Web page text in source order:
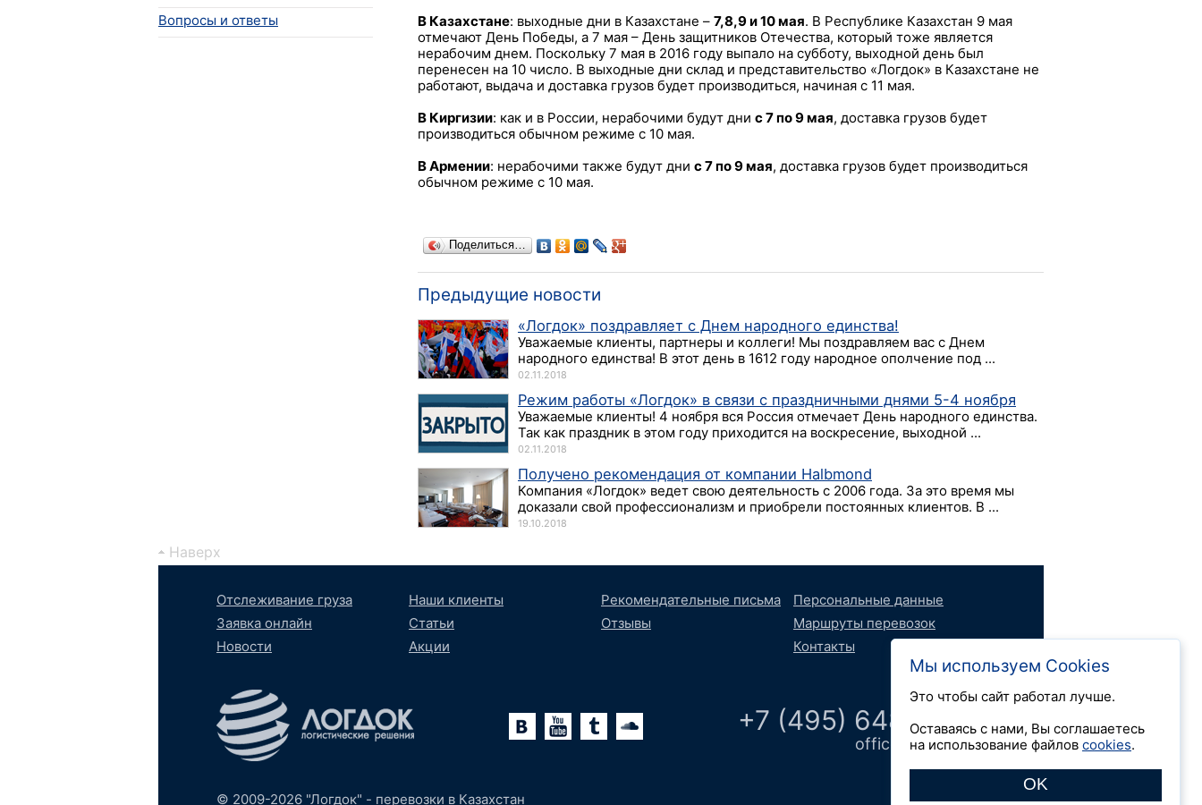
Вопросы и ответы
В Казахстане: выходные дни в Казахстане – 7,8,9 и 10 мая. В Республике Казахстан 9 мая
отмечают День Победы, а 7 мая – День защитников Отечества, который тоже является
нерабочим днем. Поскольку 7 мая в 2016 году выпало на субботу, выходной день был
перенесен на 10 число. В выходные дни склад и представительство «Логдок» в Казахстане не
работают, выдача и доставка грузов будет производиться, начиная с 11 мая.
В Киргизии: как и в России, нерабочими будут дни с 7 по 9 мая, доставка грузов будет
производиться обычном режиме с 10 мая.
В Армении: нерабочими также будут дни с 7 по 9 мая, доставка грузов будет производиться
обычном режиме с 10 мая.
Поделиться…
Предыдущие новости
«Логдок» поздравляет с Днем народного единства!
Уважаемые клиенты, партнеры и коллеги! Мы поздравляем вас с Днем
народного единства! В этот день в 1612 году народное ополчение под ...
02.11.2018
Режим работы «Логдок» в связи с праздничными днями 5-4 ноября
Уважаемые клиенты! 4 ноября вся Россия отмечает День народного единства.
Так как праздник в этом году приходится на воскресение, выходной ...
02.11.2018
Получено рекомендация от компании Halbmond
Компания «Логдок» ведет свою деятельность с 2006 года. За это время мы
доказали свой профессионализм и приобрели постоянных клиентов. В ...
19.10.2018
Наверх
Отслеживание груза
Заявка онлайн
Новости
Наши клиенты
Статьи
Акции
Рекомендательные письма
Отзывы
Персональные данные
Маршруты перевозок
Контакты
ВконтактеYouTubetumblr
SoundCloud +7 (495) 648 66 52
office@logdok.ru
© 2009-2026 "Логдок" - перевозки в Казахстан
Мы используем Cookies
Это чтобы сайт работал лучше.
Оставаясь с нами, Вы соглашаетесь
на использование файлов cookies.
OK